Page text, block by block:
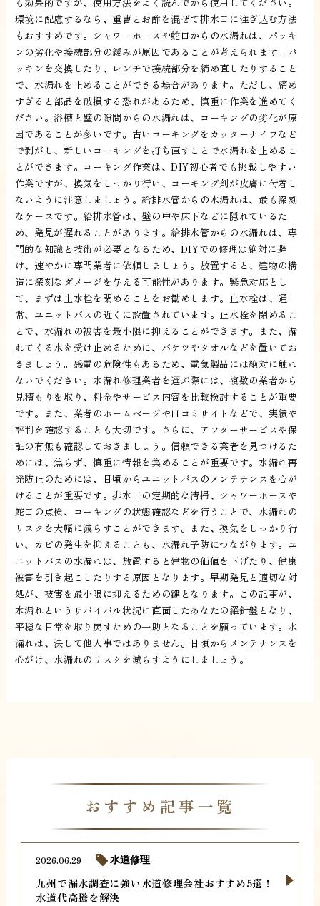
環境に配慮するなら、重曹とお酢を混ぜて排水口に注ぎ込む方法
もおすすめです。シャワーホースや蛇口からの水漏れは、パッキ
ンの劣化や接続部分の緩みが原因であることが考えられます。パ
ッキンを交換したり、レンチで接続部分を締め直したりすること
で、水漏れを止めることができる場合があります。ただし、締め
すぎると部品を破損する恐れがあるため、慎重に作業を進めてく
ださい。浴槽と壁の隙間からの水漏れは、コーキングの劣化が原
因であることが多いです。古いコーキングをカッターナイフなど
で剥がし、新しいコーキングを打ち直すことで水漏れを止めるこ
とができます。コーキング作業は、DIY初心者でも挑戦しやすい
作業ですが、換気をしっかり行い、コーキング剤が皮膚に付着し
ないように注意しましょう。給排水管からの水漏れは、最も深刻
なケースです。給排水管は、壁の中や床下などに隠れているた
め、発見が遅れることがあります。給排水管からの水漏れは、専
門的な知識と技術が必要となるため、DIYでの修理は絶対に避
け、速やかに専門業者に依頼しましょう。放置すると、建物の構
造に深刻なダメージを与える可能性があります。緊急対応とし
て、まずは止水栓を閉めることをお勧めします。止水栓は、通
常、ユニットバスの近くに設置されています。止水栓を閉めるこ
とで、水漏れの被害を最小限に抑えることができます。また、漏
れてくる水を受け止めるために、バケツやタオルなどを置いてお
きましょう。感電の危険性もあるため、電気製品には絶対に触れ
ないでください。水漏れ修理業者を選ぶ際には、複数の業者から
見積もりを取り、料金やサービス内容を比較検討することが重要
です。また、業者のホームページや口コミサイトなどで、実績や
評判を確認することも大切です。さらに、アフターサービスや保
証の有無も確認しておきましょう。信頼できる業者を見つけるた
めには、焦らず、慎重に情報を集めることが重要です。水漏れ再
発防止のためには、日頃からユニットバスのメンテナンスを心が
けることが重要です。排水口の定期的な清掃、シャワーホースや
蛇口の点検、コーキングの状態確認などを行うことで、水漏れの
リスクを大幅に減らすことができます。また、換気をしっかり行
い、カビの発生を抑えることも、水漏れ予防につながります。ユ
ニットバスの水漏れは、放置すると建物の価値を下げたり、健康
被害を引き起こしたりする原因となります。早期発見と適切な対
処が、被害を最小限に抑えるための鍵となります。この記事が、
水漏れというサバイバル状況に直面したあなたの羅針盤となり、
平穏な日常を取り戻すための一助となることを願っています。水
漏れは、決して他人事ではありません。日頃からメンテナンスを
心がけ、水漏れのリスクを減らすようにしましょう。
おすすめ記事一覧
九州で漏水調査に強い水道修理会社おすすめ5選！
水道代高騰を解決
2026.06.29 水道修理